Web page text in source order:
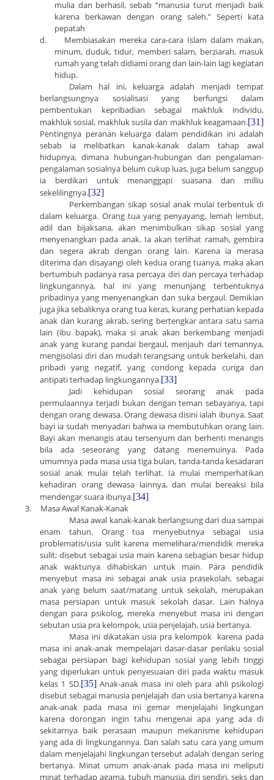
mulia dan berhasil, sebab “manusia turut menjadi baik
karena berkawan dengan orang saleh.” Seperti kata
pepatah
d.
Membiasakan mereka cara-cara Islam dalam makan,
minum, duduk, tidur, memberi salam, berziarah, masuk
rumah yang telah didiami orang dan lain-lain lagi kegiatan
hidup.
Dalam hal ini, keluarga adalah menjadi tempat
berlangsungnya sosialisasi yang berfungsi dalam
pembentukan kepribadian sebagai makhluk individu,
makhluk sosial, makhluk susila dan makhluk keagamaan.[31]
Pentingnya peranan keluarga dalam pendidikan ini adalah
sebab ia melibatkan kanak-kanak dalam tahap awal
hidupnya, dimana hubungan-hubungan dan pengalaman-
pengalaman sosialnya belum cukup luas, juga belum sanggup
ia berdikari untuk menanggapi suasana dan milliu
sekelilingnya.[32]
Perkembangan sikap sosial anak mulai terbentuk di
dalam keluarga. Orang tua yang penyayang, lemah lembut,
adil dan bijaksana, akan menimbulkan sikap sosial yang
menyenangkan pada anak. Ia akan terlihat ramah, gembira
dan segera akrab dengan orang lain. Karena ia merasa
diterima dan disayangi oleh kedua orang tuanya, maka akan
bertumbuh padanya rasa percaya diri dan percaya terhadap
lingkungannya, hal ini yang menunjang terbentuknya
pribadinya yang menyenangkan dan suka bergaul. Demikian
juga jika sebaliknya orang tua keras, kurang perhatian kepada
anak dan kurang akrab, sering bertengkar antara satu sama
lain (ibu bapak), maka si anak akan berkembang menjadi
anak yang kurang pandai bergaul, menjauh dari temannya,
mengisolasi diri dan mudah terangsang untuk berkelahi, dan
pribadi yang negatif, yang condong kepada curiga dan
antipati terhadap lingkungannya.[33]
Jadi kehidupan sosial seorang anak pada
permulaannya terjadi bukan dengan teman sebayanya, tapi
dengan orang dewasa. Orang dewasa disini ialah ibunya. Saat
bayi ia sudah menyadari bahwa ia membutuhkan orang lain.
Bayi akan menangis atau tersenyum dan berhenti menangis
bila ada seseorang yang datang menemuinya. Pada
umumnya pada masa usia tiga bulan, tanda-tanda kesadaran
sosial anak mulai telah terlihat. Ia mulai memperhatikan
kehadiran orang dewasa lainnya, dan mulai bereaksi bila
mendengar suara ibunya.[34]
3.
Masa Awal Kanak-Kanak
Masa awal kanak-kanak berlangsung dari dua sampai
enam tahun. Orang tua menyebutnya sebagai usia
problematis/usia sulit karena memelihara/mendidik mereka
sulit; disebut sebagai usia main karena sebagian besar hidup
anak waktunya dihabiskan untuk main. Para pendidik
menyebut masa ini sebagai anak usia prasekolah, sebagai
anak yang belum saat/matang untuk sekolah, merupakan
masa persiapan untuk masuk sekolah dasar. Lain halnya
dengan para psikolog, mereka menyebut masa ini dengan
sebutan usia pra kelompok, usia penjelajah, usia bertanya.
Masa ini dikatakan usia pra kelompok karena pada
masa ini anak-anak mempelajari dasar-dasar perilaku sosial
sebagai persiapan bagi kehidupan sosial yang lebih tinggi
yang diperlukan untuk penyesuaian diri pada waktu masuk
kelas 1 SD.[35]Anak-anak masa ini oleh para ahli psikologi
disebut sebagai manusia penjelajah dan usia bertanya karena
anak-anak pada masa ini gemar menjelajahi lingkungan
karena dorongan ingin tahu mengenai apa yang ada di
sekitarnya baik perasaan maupun mekanisme kehidupan
yang ada di lingkungannya. Dan salah satu cara yang umum
dalam menjelajahi lingkungan tersebut adalah dengan sering
bertanya. Minat umum anak-anak pada masa ini meliputi
minat terhadap agama, tubuh manusia, diri sendiri, seks dan